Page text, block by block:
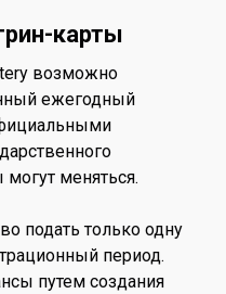
карты
возможно
ежегодный
меняться.
подать только одну
период.
путем создания